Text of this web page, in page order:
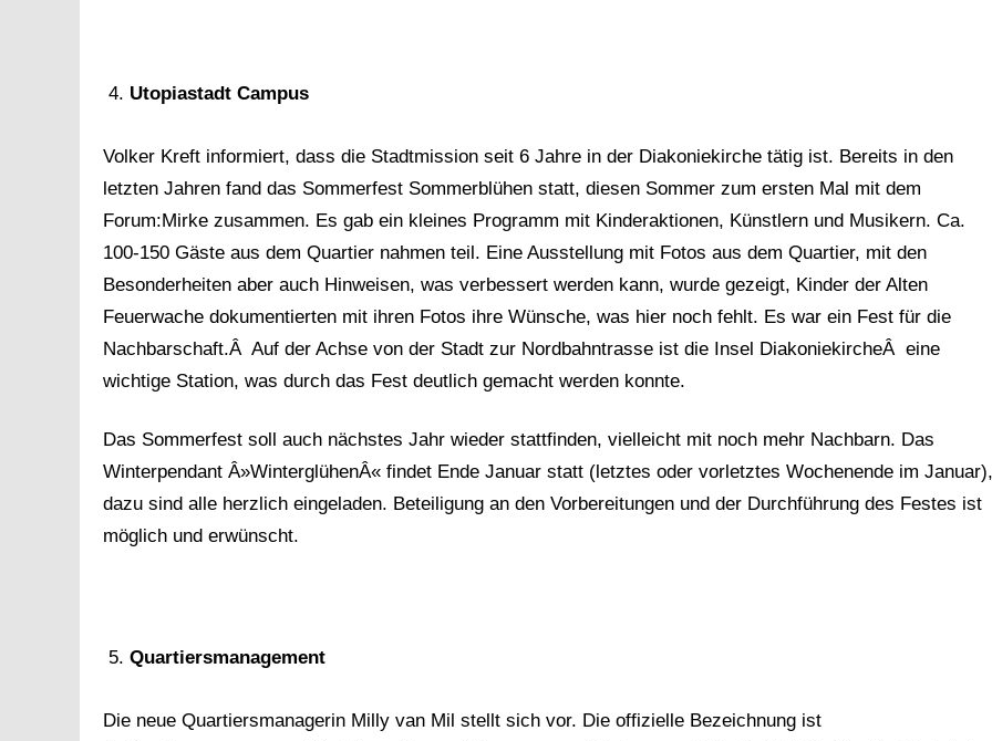
Utopiastadt Campus
Volker Kreft informiert, dass die Stadtmission seit 6 Jahre in der Diakoniekirche tätig ist. Bereits in den
letzten Jahren fand das Sommerfest Sommerblühen statt, diesen Sommer zum ersten Mal mit dem
Forum:Mirke zusammen. Es gab ein kleines Programm mit Kinderaktionen, Künstlern und Musikern. Ca.
100-150 Gäste aus dem Quartier nahmen teil. Eine Ausstellung mit Fotos aus dem Quartier, mit den
Besonderheiten aber auch Hinweisen, was verbessert werden kann, wurde gezeigt, Kinder der Alten
Feuerwache dokumentierten mit ihren Fotos ihre Wünsche, was hier noch fehlt. Es war ein Fest für die
Nachbarschaft.Â Auf der Achse von der Stadt zur Nordbahntrasse ist die Insel DiakoniekircheÂ eine
wichtige Station, was durch das Fest deutlich gemacht werden konnte.
Das Sommerfest soll auch nächstes Jahr wieder stattfinden, vielleicht mit noch mehr Nachbarn. Das
Winterpendant Â»WinterglühenÂ« findet Ende Januar statt (letztes oder vorletztes Wochenende im Januar),
dazu sind alle herzlich eingeladen. Beteiligung an den Vorbereitungen und der Durchführung des Festes ist
möglich und erwünscht.
Quartiersmanagement
Die neue Quartiersmanagerin Milly van Mil stellt sich vor. Die offizielle Bezeichnung ist